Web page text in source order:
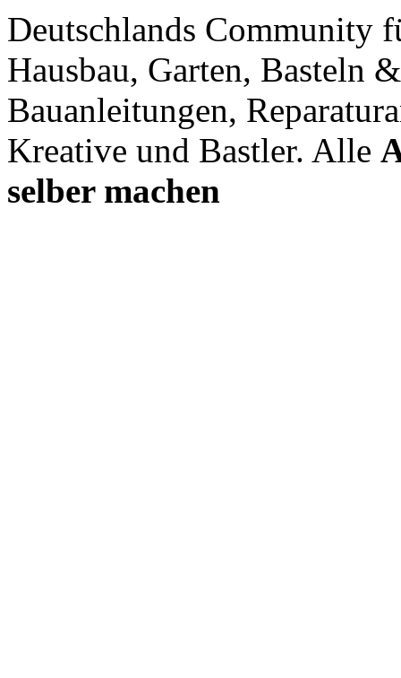
Deutschlands Community
Hausbau, Garten, Basteln
Bauanleitungen,
Kreative und Bastler. Alle
selber machen